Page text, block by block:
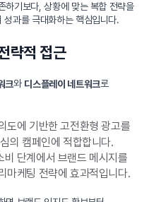
하기보다, 상황에 맞는 복합 전략을
성과를 극대화하는 핵심입니다.
략적 접근
크와 디스플레이 네트워크로
도에 기반한 고전환형 광고를
의 캠페인에 적합합니다.
단계에서 브랜드 메시지를
마케팅 전략에 효과적입니다.